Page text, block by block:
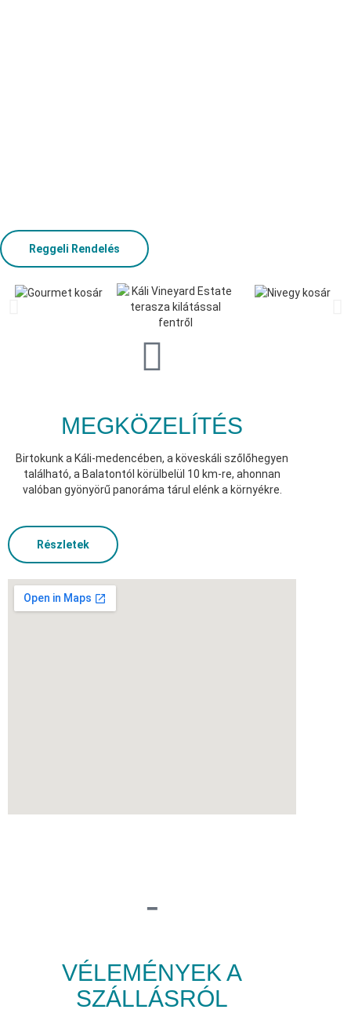
Reggeli Rendelés
MEGKÖZELÍTÉS
Birtokunk a Káli-medencében, a köveskáli szőlőhegyen
található, a Balatontól körülbelül 10 km-re, ahonnan
valóban gyönyörű panoráma tárul elénk a környékre.
Részletek
VÉLEMÉNYEK A
SZÁLLÁSRÓL